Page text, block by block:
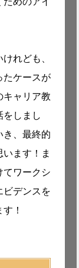
れども、
たケースが
キャリア教
をしまし
き、最終的
ます！ま
てワークシ
ビデンスを
！